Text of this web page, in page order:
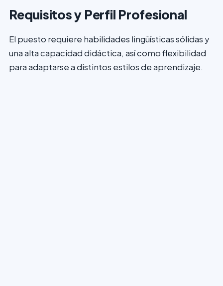
Requisitos y Perfil Profesional
El puesto requiere habilidades lingüísticas sólidas y
una alta capacidad didáctica, así como flexibilidad
para adaptarse a distintos estilos de aprendizaje.